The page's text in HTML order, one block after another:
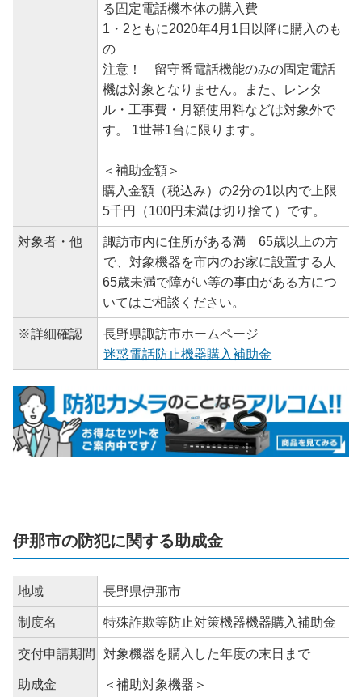
る固定電話機本体の購入費
1・2ともに2020年4月1日以降に購入のも
の
注意！ 留守番電話機能のみの固定電話
機は対象となりません。また、レンタ
ル・工事費・月額使用料などは対象外で
す。 1世帯1台に限ります。
＜補助金額＞
購入金額（税込み）の2分の1以内で上限
5千円（100円未満は切り捨て）です。
対象者・他
諏訪市内に住所がある満 65歳以上の方
で、対象機器を市内のお家に設置する人
65歳未満で障がい等の事由がある方につ
いてはご相談ください。
※詳細確認
長野県諏訪市ホームページ
迷惑電話防止機器購入補助金
伊那市の防犯に関する助成金
地域 長野県伊那市
制度名 特殊詐欺等防止対策機器機器購入補助金
交付申請期間 対象機器を購入した年度の末日まで
助成金
＜補助対象機器＞